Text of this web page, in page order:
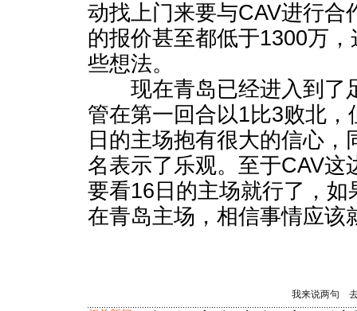
动找上门来要与CAV进行合
的报价甚至都低于1300万
些想法。
现在青岛已经进入到了
管在第一回合以1比3败北
日的主场抱有很大的信心
名表示了乐观。至于CAV这
要看16日的主场就行了，如
在青岛主场，相信事情应该
我来说两句